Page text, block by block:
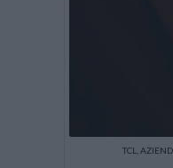
TCL,